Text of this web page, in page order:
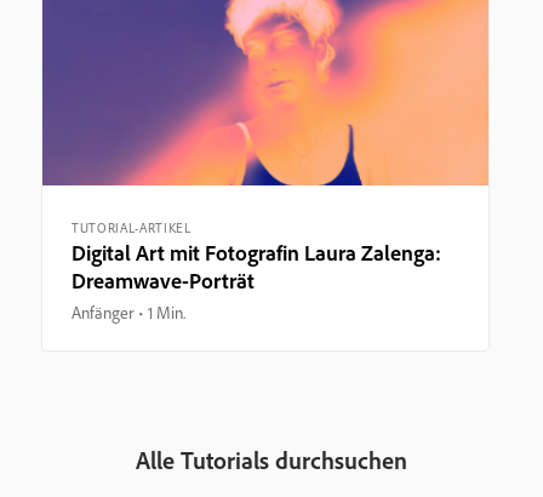
TUTORIAL-ARTIKEL
Digital Art mit Fotografin Laura Zalenga:
Dreamwave-Porträt
Anfänger 1 Min.
Alle Tutorials durchsuchen